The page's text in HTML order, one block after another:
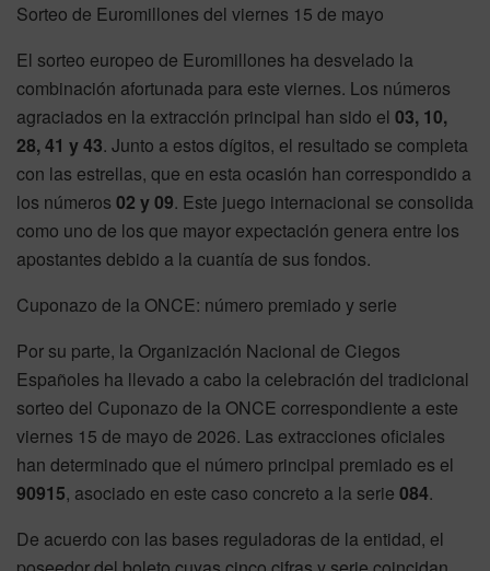
Sorteo de Euromillones del viernes 15 de mayo
El sorteo europeo de Euromillones ha desvelado la
combinación afortunada para este viernes. Los números
agraciados en la extracción principal han sido el 03, 10,
28, 41 y 43. Junto a estos dígitos, el resultado se completa
con las estrellas, que en esta ocasión han correspondido a
los números 02 y 09. Este juego internacional se consolida
como uno de los que mayor expectación genera entre los
apostantes debido a la cuantía de sus fondos.
Cuponazo de la ONCE: número premiado y serie
Por su parte, la Organización Nacional de Ciegos
Españoles ha llevado a cabo la celebración del tradicional
sorteo del Cuponazo de la ONCE correspondiente a este
viernes 15 de mayo de 2026. Las extracciones oficiales
han determinado que el número principal premiado es el
90915, asociado en este caso concreto a la serie 084.
De acuerdo con las bases reguladoras de la entidad, el